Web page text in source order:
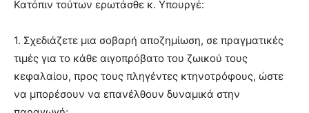
Κατόπιν τούτων ερωτάσθε κ. Υπουργέ:
1. Σχεδιάζετε μια σοβαρή αποζημίωση, σε πραγματικές
τιμές για το κάθε αιγοπρόβατο του ζωικού τους
κεφαλαίου, προς τους πληγέντες κτηνοτρόφους, ώστε
να μπορέσουν να επανέλθουν δυναμικά στην